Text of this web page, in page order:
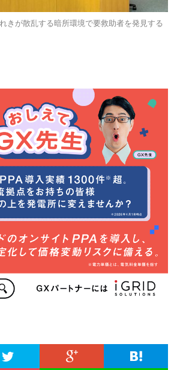
きが散乱する暗所環境で要救助者を発見する